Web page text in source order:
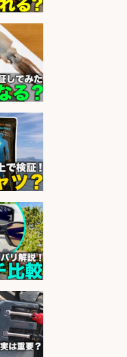
か
店長
ックス
促
ックス
鮮
長候
ックス
ー/
魚